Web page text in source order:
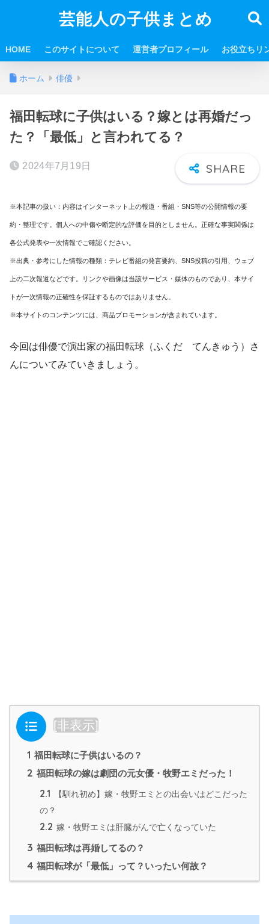
芸能人の子供まとめ
HOME このサイトについて 運営者プロフィール お役立ちリ
ホーム 俳優
福田転球に子供はいる？嫁とは再婚だっ
た？「最低」と言われてる？
2024年7月19日
※本記事の扱い：内容はインターネット上の報道・番組・SNS等の公開情報の要
約・整理です。個人への中傷や断定的な評価を目的としません。正確な事実関係は
各公式発表や一次情報でご確認ください。
※出典・参考にした情報の種類：テレビ番組の発言要約、SNS投稿の引用、ウェブ
上の二次報道などです。リンクや画像は当該サービス・媒体のものであり、本サイ
トが一次情報の正確性を保証するものではありません。
※本サイトのコンテンツには、商品プロモーションが含まれています。
今回は俳優で演出家の福田転球（ふくだ てんきゅう）さ
んについてみていきましょう。
目次 [非表示]
1 福田転球に子供はいるの？
2 福田転球の嫁は劇団の元女優・牧野エミだった！
2.1
【馴れ初め】嫁・牧野エミとの出会いはどこだった
の？
2.2 嫁・牧野エミは肝臓がんで亡くなっていた
3 福田転球は再婚してるの？
4 福田転球が「最低」って？いったい何故？